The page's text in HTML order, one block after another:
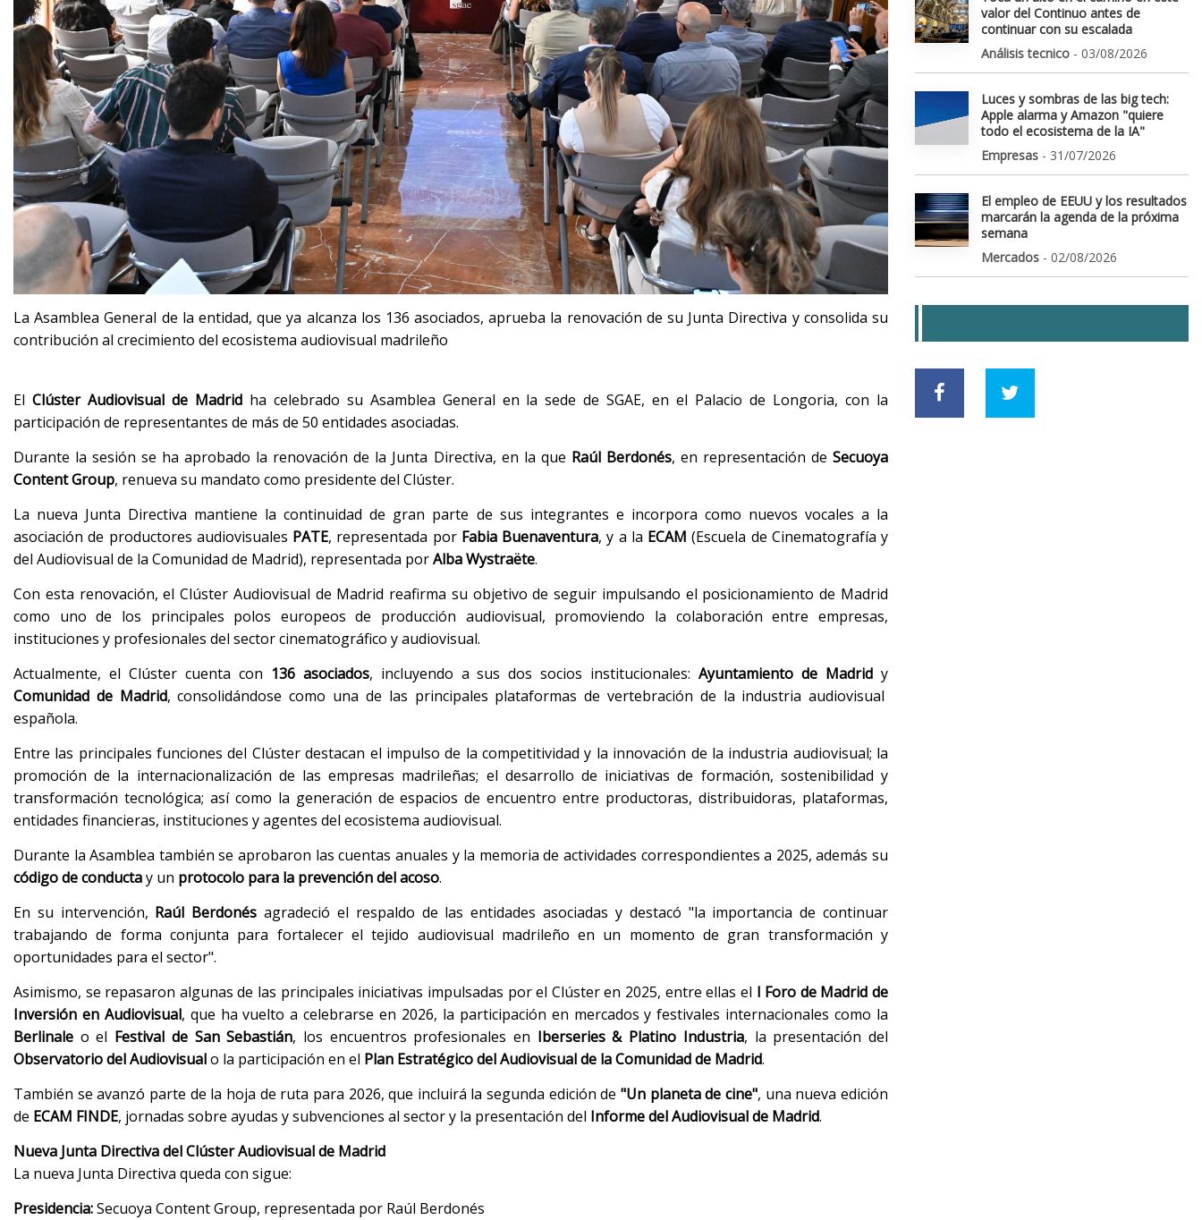
La Asamblea General de la entidad, que ya alcanza los 136 asociados, aprueba la renovación de su Junta Directiva y consolida su
contribución al crecimiento del ecosistema audiovisual madrileño
El Clúster Audiovisual de Madridha celebrado su Asamblea General en la sede de SGAE, en el Palacio de Longoria, con la
participación de representantes de más de 50 entidades asociadas.
Durante la sesión se ha aprobado la renovación de la Junta Directiva, en la que Raúl Berdonés, en representación deSecuoya
Content Group, renueva su mandato como presidente del Clúster.
La nueva Junta Directiva mantiene la continuidad de gran parte de sus integrantes e incorpora como nuevos vocales a la
asociación de productores audiovisuales PATE, representada por Fabia Buenaventura, y a la ECAM (Escuela de Cinematografía y
del Audiovisual de la Comunidad de Madrid), representada porAlba Wystraëte.
Con esta renovación, el Clúster Audiovisual de Madrid reafirma su objetivo de seguir impulsando el posicionamiento de Madrid
como uno de los principales polos europeos de producción audiovisual, promoviendo la colaboración entre empresas,
instituciones y profesionales del sector cinematográfico y audiovisual.
Actualmente, el Clúster cuenta con 136 asociados, incluyendo a sus dos socios institucionales:Ayuntamiento de Madrid y
Comunidad de Madrid, consolidándose como una de las principales plataformas de vertebración de la industria audiovisual
española.
Entre las principales funciones del Clúster destacan el impulso de la competitividad y la innovación de la industria audiovisual; la
promoción de la internacionalización de las empresas madrileñas; el desarrollo de iniciativas de formación, sostenibilidad y
transformación tecnológica; así como la generación de espacios de encuentro entre productoras, distribuidoras, plataformas,
entidades financieras, instituciones y agentes del ecosistema audiovisual.
Durante la Asamblea también se aprobaron las cuentas anuales y la memoria de actividades correspondientes a 2025, además su
código de conductay un protocolo para la prevención del acoso.
En su intervención, Raúl Berdonés agradeció el respaldo de las entidades asociadas y destacó "la importancia de continuar
trabajando de forma conjunta para fortalecer el tejido audiovisual madrileño en un momento de gran transformación y
oportunidades para el sector".
Asimismo, se repasaron algunas de las principales iniciativas impulsadas por el Clúster en 2025, entre ellas el I Foro de Madrid de
Inversión en Audiovisual, que ha vuelto a celebrarse en 2026, la participación en mercados y festivales internacionales como la
Berlinale o el Festival de San Sebastián, los encuentros profesionales en Iberseries & Platino Industria, la presentación del
Observatorio del Audiovisualo la participación en el Plan Estratégico del Audiovisual de la Comunidad de Madrid.
También se avanzó parte de la hoja de ruta para 2026, que incluirá la segunda edición de"Un planeta de cine", una nueva edición
de ECAM FINDE, jornadas sobre ayudas y subvenciones al sector y la presentación del Informe del Audiovisualde Madrid.
Nueva Junta Directiva del Clúster Audiovisual de Madrid
La nueva Junta Directiva queda con sigue:
Presidencia:Secuoya Content Group, representada por Raúl Berdonés
valor del Continuo antes de
continuar con su escalada
Análisis tecnico - 03/08/2026
Luces y sombras de las big tech:
Apple alarma y Amazon "quiere
todo el ecosistema de la IA"
Empresas - 31/07/2026
El empleo de EEUU y los resultados
marcarán la agenda de la próxima
semana
Mercados - 02/08/2026